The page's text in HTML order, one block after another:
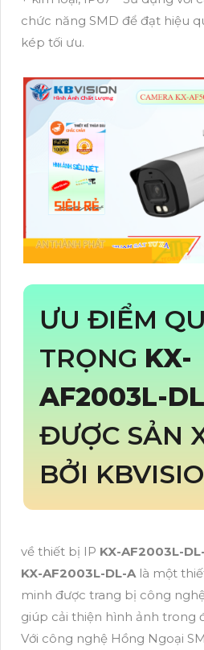
chức năng SMD để đạt hiệu
kép tối ưu.
ƯU ĐIỂM
TRỌNG KX-
AF2003L-
ĐƯỢC SẢN
BỞI
về thiết bị IP KX-AF2003L-
KX-AF2003L-DL-A là một
minh được trang bị công
giúp cải thiện hình ảnh trong
Với công nghệ Hồng Ngoại